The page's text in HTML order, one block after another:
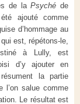
de laPsyché de
ajouté comme
d’hommage au
est, répétons-le,
à Lully, est
d’y ajouter en
la partie
l’on salue comme
Le résultat est